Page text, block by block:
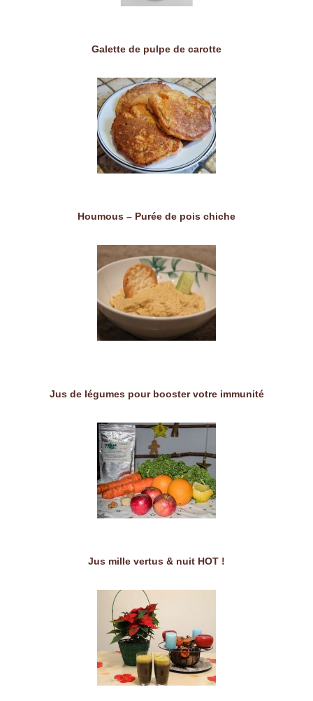
Galette de pulpe de carotte
Houmous – Purée de pois chiche
Jus de légumes pour booster votre immunité
Jus mille vertus & nuit HOT !